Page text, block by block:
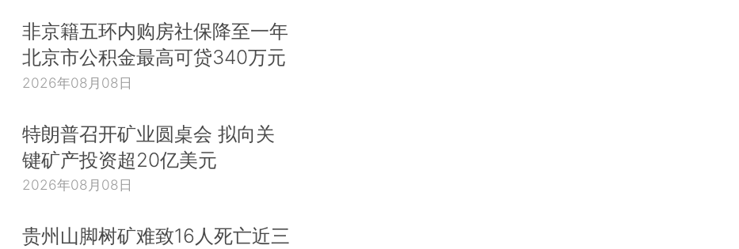
非京籍五环内购房社保降至一年
北京市公积金最高可贷340万元
2026年08月08日
特朗普召开矿业圆桌会 拟向关
键矿产投资超20亿美元
2026年08月08日
贵州山脚树矿难致16人死亡近三